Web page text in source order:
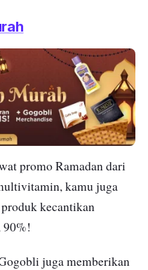
promo Ramadan dari
kamu juga
kecantikan
90%!
juga memberikan